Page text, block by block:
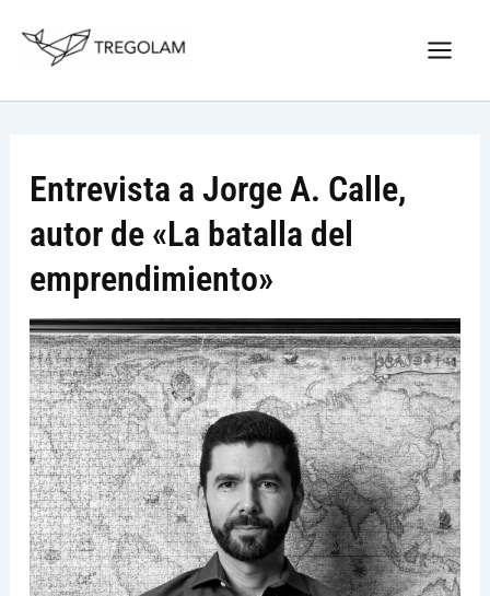
Entrevista a Jorge A. Calle,
autor de «La batalla del
emprendimiento»